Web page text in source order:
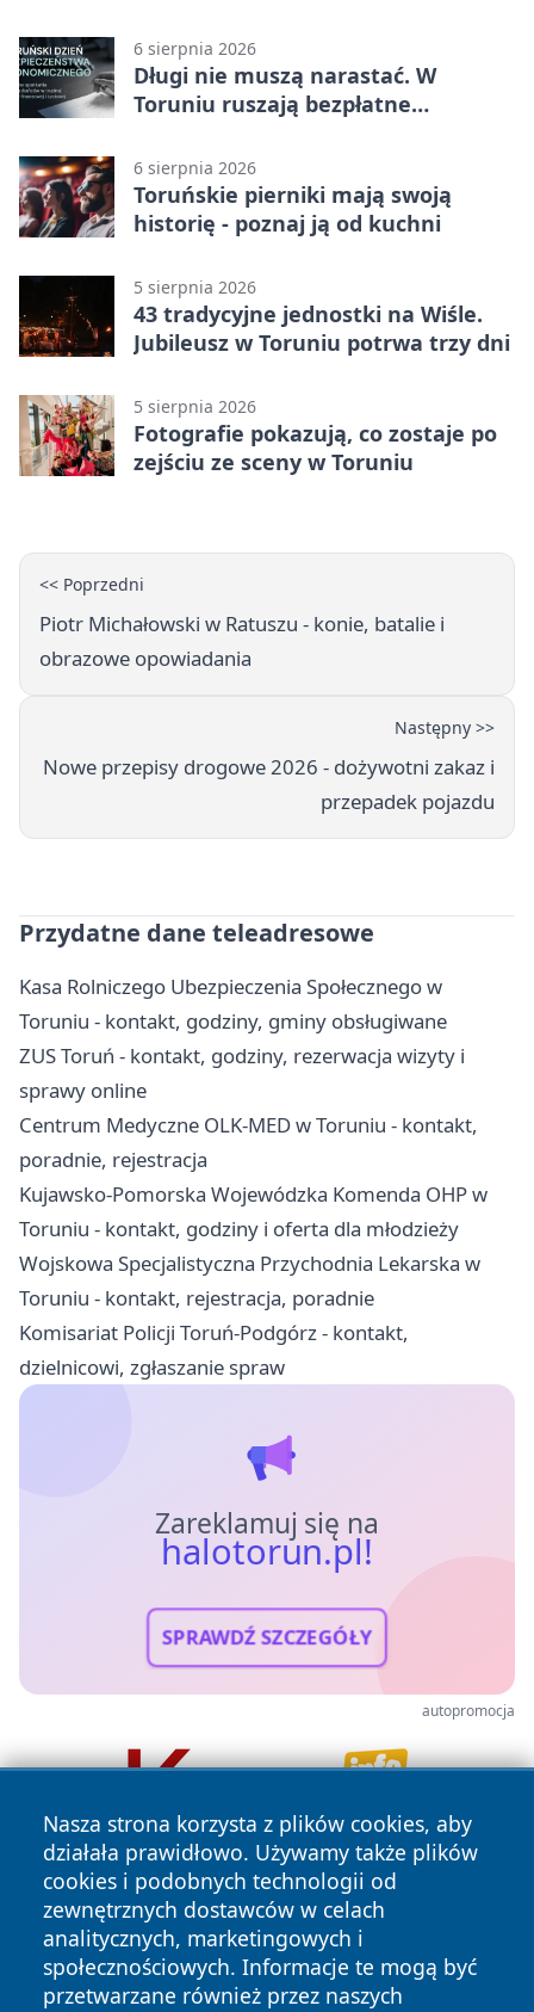
6 sierpnia 2026
Długi nie muszą narastać. W
Toruniu ruszają bezpłatne
6 sierpnia 2026
Toruńskie pierniki mają swoją
historię - poznaj ją od kuchni
5 sierpnia 2026
43 tradycyjne jednostki na Wiśle.
Jubileusz w Toruniu potrwa trzy dni
5 sierpnia 2026
Fotografie pokazują, co zostaje po
zejściu ze sceny w Toruniu
<< Poprzedni
Piotr Michałowski w Ratuszu - konie, batalie i
obrazowe opowiadania
Następny >>
Nowe przepisy drogowe 2026 - dożywotni zakaz i
przepadek pojazdu
Przydatne dane teleadresowe
Kasa Rolniczego Ubezpieczenia Społecznego w
Toruniu - kontakt, godziny, gminy obsługiwane
ZUS Toruń - kontakt, godziny, rezerwacja wizyty i
sprawy online
Centrum Medyczne OLK-MED w Toruniu - kontakt,
poradnie, rejestracja
Kujawsko-Pomorska Wojewódzka Komenda OHP w
Toruniu - kontakt, godziny i oferta dla młodzieży
Wojskowa Specjalistyczna Przychodnia Lekarska w
Toruniu - kontakt, rejestracja, poradnie
Komisariat Policji Toruń-Podgórz - kontakt,
dzielnicowi, zgłaszanie spraw
Zareklamuj się na
halotorun.pl!
SPRAWDŹ SZCZEGÓŁY
autopromocja
Nasza strona korzysta z plików cookies, aby
działała prawidłowo. Używamy także plików
cookies i podobnych technologii od
zewnętrznych dostawców w celach
analitycznych, marketingowych i
społecznościowych. Informacje te mogą być
przetwarzane również przez naszych